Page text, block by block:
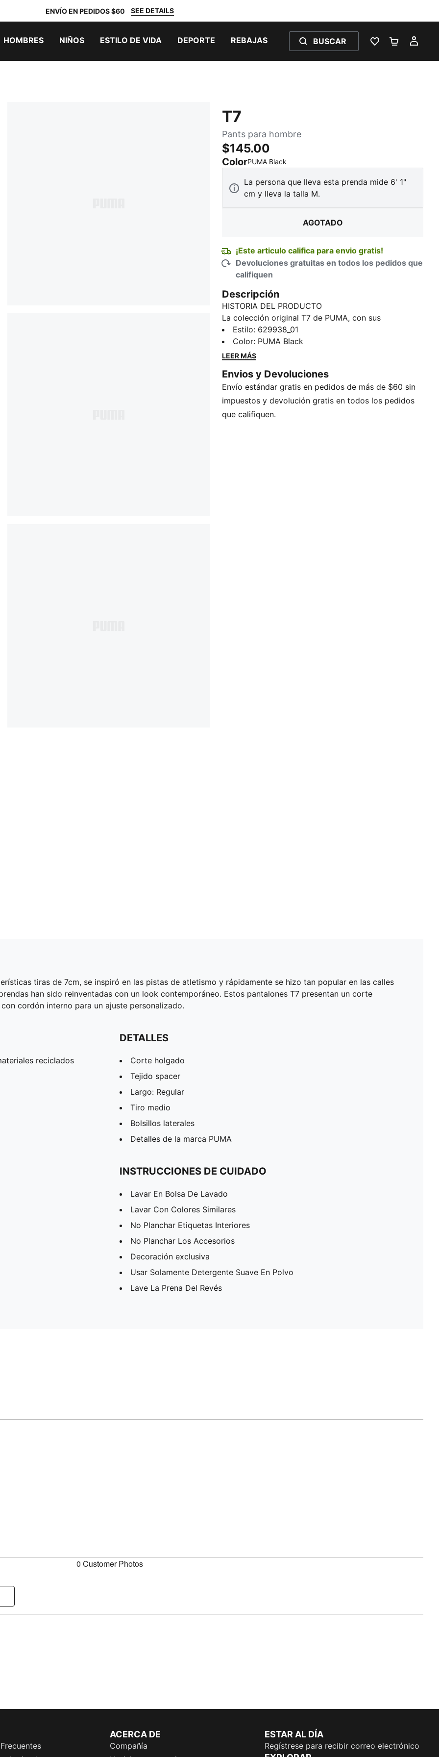
ENVÍO EN PEDIDOS $60 SEE DETAILS
HOMBRES NIÑOS ESTILO DE VIDA DEPORTE REBAJAS BUSCAR
LISTA DE
T7
Pants para hombre
$145.00
ColorPUMA Black
La persona que lleva esta prenda mide 6' 1"
cm y lleva la talla M.
AGOTADO
¡Este articulo califica para envio gratis!
Devoluciones gratuitas en todos los pedidos que
califiquen
Descripción
HISTORIA DEL PRODUCTO
La colección original T7 de PUMA, con sus
características tiras de 7cm, se inspiró en las pistas
de atletismo y rápidamente se hizo tan popular en las
calles como en los entrenamientos. Hoy, estas
contemporáneo. Estos pantalones T7 presentan un
corte holgado, detalles bordados y una cintura
elástica con cordón interno para un ajuste
personalizado.
Estilo: 629938_01
Color: PUMA Black
LEER MÁS
Envios y Devoluciones
Envío estándar gratis en pedidos de más de $60 sin
impuestos y devolución gratis en todos los pedidos
que califiquen.
tiras de 7cm, se inspiró en las pistas de atletismo y rápidamente se hizo tan popular en las calles
han sido reinventadas con un look contemporáneo. Estos pantalones T7 presentan un corte
cordón interno para un ajuste personalizado.
reciclados
DETALLES
Corte holgado
Tejido spacer
Largo: Regular
Tiro medio
Bolsillos laterales
Detalles de la marca PUMA
INSTRUCCIONES DE CUIDADO
Lavar En Bolsa De Lavado
Lavar Con Colores Similares
No Planchar Etiquetas Interiores
No Planchar Los Accesorios
Decoración exclusiva
Usar Solamente Detergente Suave En Polvo
Lave La Prena Del Revés
0 Customer Photos
ACERCA DE
Compañía
ESTAR AL DÍA
Regístrese para recibir correo electrónico